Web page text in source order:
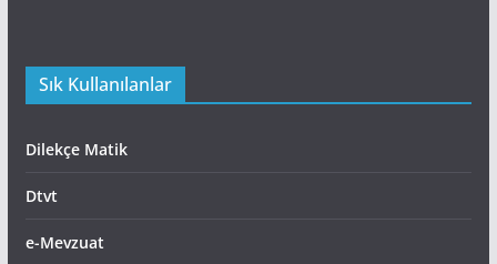
Sık Kullanılanlar
Dilekçe Matik
Dtvt
e-Mevzuat